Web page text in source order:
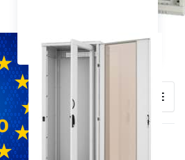
Sonderausführungen